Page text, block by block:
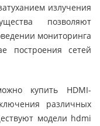
излучения
позволяют
мониторинга
построения сетей
купить HDMI-
различных
модели hdmi